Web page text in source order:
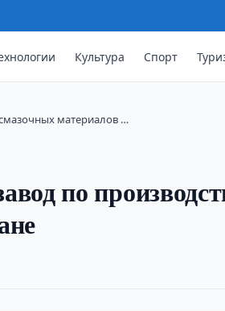
Культура Спорт
материалов …
по